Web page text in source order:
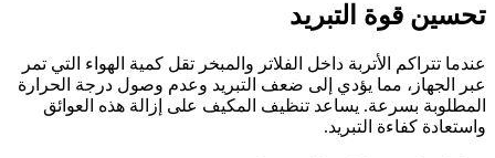
تحسين قوة التبريد
عندما تتراكم الأتربة داخل الفلاتر والمبخر تقل كمية الهواء التي تمر
عبر الجهاز، مما يؤدي إلى ضعف التبريد وعدم وصول درجة الحرارة
المطلوبة بسرعة. يساعد تنظيف المكيف على إزالة هذه العوائق
واستعادة كفاءة التبريد.